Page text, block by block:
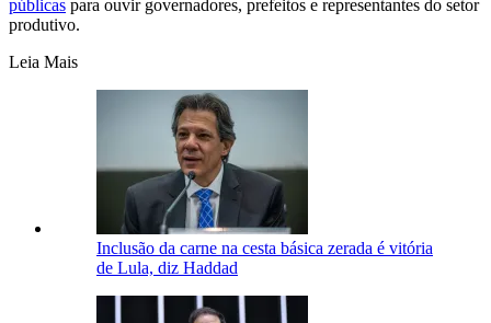
públicas para ouvir governadores, prefeitos e representantes do setor
produtivo.
Leia Mais
Inclusão da carne na cesta básica zerada é vitória
de Lula, diz Haddad